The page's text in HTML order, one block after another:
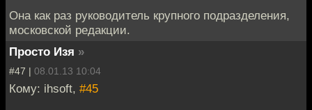
Она как раз руководитель крупного подразделения,
московской редакции.
Просто Изя »
#47 | 08.01.13 10:04
Кому: ihsoft, #45